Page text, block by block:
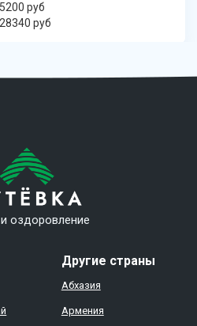
руб
руб
оздоровление
Другие страны
Абхазия
Армения